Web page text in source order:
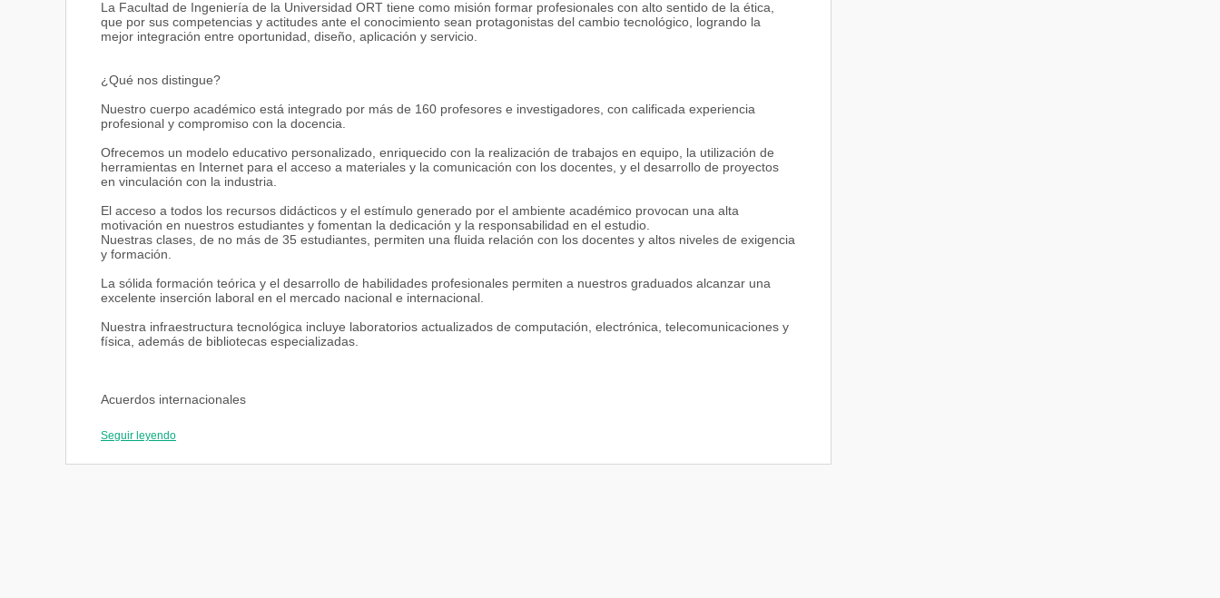
La Facultad de Ingeniería de la Universidad ORT tiene como misión formar profesionales con alto sentido de la ética,
que por sus competencias y actitudes ante el conocimiento sean protagonistas del cambio tecnológico, logrando la
mejor integración entre oportunidad, diseño, aplicación y servicio.
¿Qué nos distingue?
Nuestro cuerpo académico está integrado por más de 160 profesores e investigadores, con calificada experiencia
profesional y compromiso con la docencia.
Ofrecemos un modelo educativo personalizado, enriquecido con la realización de trabajos en equipo, la utilización de
herramientas en Internet para el acceso a materiales y la comunicación con los docentes, y el desarrollo de proyectos
en vinculación con la industria.
El acceso a todos los recursos didácticos y el estímulo generado por el ambiente académico provocan una alta
motivación en nuestros estudiantes y fomentan la dedicación y la responsabilidad en el estudio.
Nuestras clases, de no más de 35 estudiantes, permiten una fluida relación con los docentes y altos niveles de exigencia
y formación.
La sólida formación teórica y el desarrollo de habilidades profesionales permiten a nuestros graduados alcanzar una
excelente inserción laboral en el mercado nacional e internacional.
Nuestra infraestructura tecnológica incluye laboratorios actualizados de computación, electrónica, telecomunicaciones y
física, además de bibliotecas especializadas.
Acuerdos internacionales
Nuestra Universidad mantiene una red de cooperación académica con universidades en todo el mundo y es miembro de
las principales asociaciones universitarias internacionales, como la Asociación Internacional de Universidades (IAU) y la
Seguir leyendo